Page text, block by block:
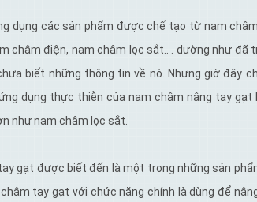
dụng các sản phẩm được chế tạo từ nam
châm điện, nam châm lọc sắt.. . dường như
biết những thông tin về nó. Nhưng giờ đây
dụng thực thiễn của nam châm nâng tay
như nam châm lọc sắt.
gạt được biết đến là một trong những sản
tay gạt với chức năng chính là dùng để